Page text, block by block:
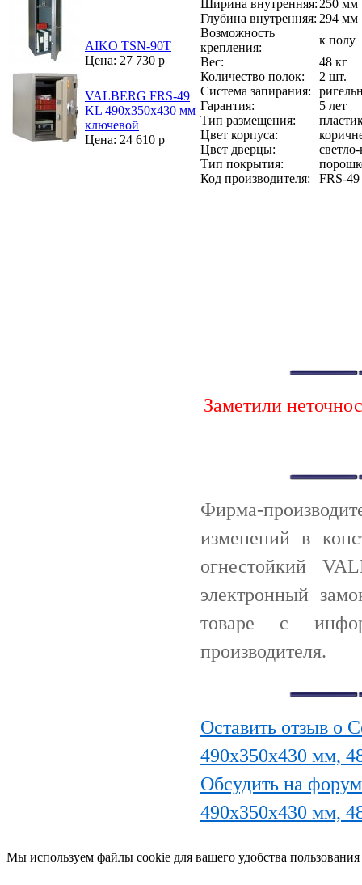
AIKO TSN-90Т
Цена: 27 730 р
VALBERG FRS-49
KL 490х350х430 мм
ключевой
Цена: 24 610 р
Ширина внутренняя: 250 мм
Глубина внутренняя: 294 мм
Возможность
крепления:
к полу
Вес:
48 кг
Количество полок:
2 шт.
Система запирания:
Гарантия:
5 лет
Тип размещения:
Цвет корпуса:
Цвет дверцы:
Тип покрытия:
Код производителя:
FRS-
Заметили
Фирма-
изменений в
огнестойкий
электронный
товаре с
производителя.
Оставить отзыв о
490х350х430 мм,
Обсудить на
490х350х430 мм,
Мы используем файлы cookie для вашего удобства